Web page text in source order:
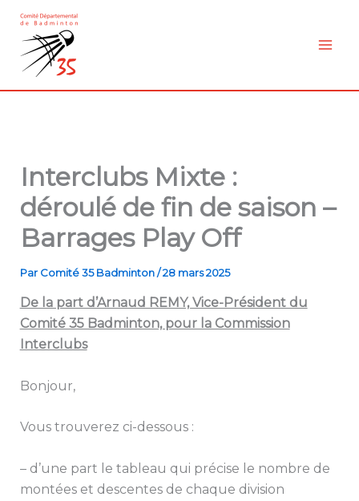
contenu
Interclubs Mixte :
déroulé de fin de saison –
Barrages Play Off
Par Comité 35 Badminton/28 mars 2025
De la part d’Arnaud REMY, Vice-Président du
Comité 35 Badminton, pour la Commission
Interclubs
Bonjour,
Vous trouverez ci-dessous :
– d’une part le tableau qui précise le nombre de
montées et descentes de chaque division